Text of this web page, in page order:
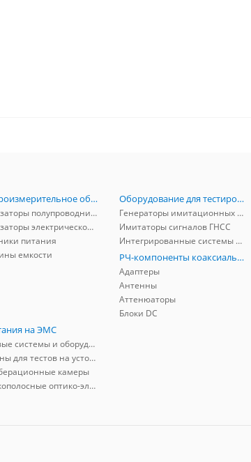
Электроизмерительное оборудование
Анализаторы полупроводников
Анализаторы электрической мощности
питания
емкости
Оборудование для тестирования и симуляции ГНСС
Генераторы имитационных и заградительных помех
Имитаторы сигналов ГНСС
Интегрированные системы защиты от ГНСС-помех
РЧ-компоненты коаксиальные
Адаптеры
Антенны
Аттенюаторы
Блоки DC
на ЭМС
Тестовые системы и оборудование
Антенны для тестов на устойчивость к ЭМП
камеры
Широкополосные оптико-электрические линии